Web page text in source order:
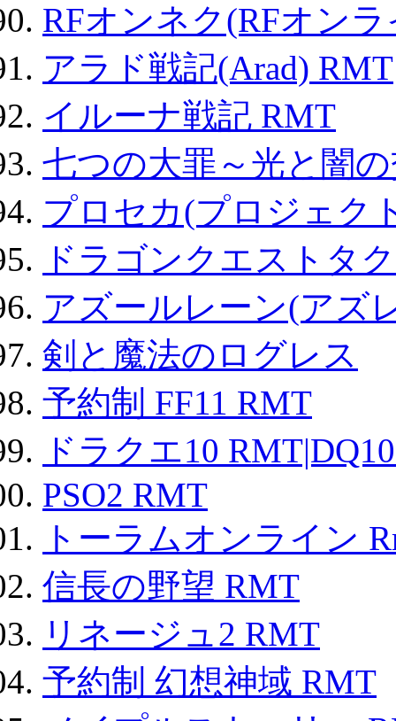
RFオンネク(RFオン
アラド戦記(Arad) RMT
イルーナ戦記 RMT
七つの大罪～光と闇
プロセカ(プロジェク
ドラゴンクエストタ
アズールレーン(アズ
剣と魔法のログレス
予約制 FF11 RMT
ドラクエ10
PSO2 RMT
トーラムオンライン
信長の野望 RMT
リネージュ2 RMT
予約制 幻想神域 RMT